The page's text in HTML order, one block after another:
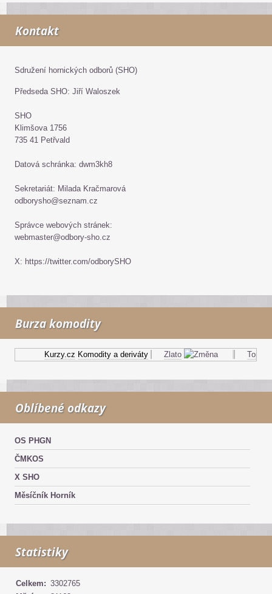
Kontakt
Sdružení hornických odborů (SHO)
Předseda SHO: Jiří Waloszek
SHO
Klimšova 1756
735 41 Petřvald
Datová schránka: dwm3kh8
Sekretariát: Milada Kračmarová
odborysho@seznam.cz
Správce webových stránek:
webmaster@odbory-sho.cz
X: https://twitter.com/odborySHO
Burza komodity
Kurzy.cz Komodity a deriváty Zlato Topný
Oblíbené odkazy
OS PHGN
ČMKOS
X SHO
Měsíčník Horník
Statistiky
Celkem: 3302765